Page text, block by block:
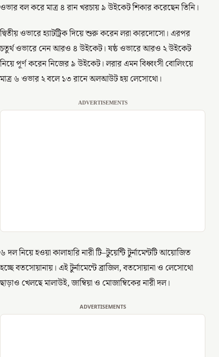
ওভার বল করে মাত্র ৪ রান খরচায় ৯ উইকেট শিকার করেছেন তিনি।
দ্বিতীয় ওভারে হ্যাটট্রিক দিয়ে শুরু করেন লরা কারদোসো। এরপর
চতুর্থ ওভারে নেন আরও ৪ উইকেট। ষষ্ঠ ওভারে আরও ২ উইকেট
নিয়ে পূর্ণ করেন নিজের ৯ উইকেট। লরার এমন বিধ্বংসী বোলিংয়ে
মাত্র ৬ ওভার ২ বলে ১৩ রানে অলআউট হয় লেসোথো।
ADVERTISEMENTS
৬ দল নিয়ে হওয়া কালাহারি নারী টি–টুয়েন্টি টুর্নামেন্টটি আয়োজিত
হচ্ছে বতসোয়ানায়। এই টুর্নামেন্টে ব্রাজিল, বতসোয়ানা ও লেসোথো
ছাড়াও খেলছে মালাউই, জাম্বিয়া ও মোজাম্বিকের নারী দল।
ADVERTISEMENTS